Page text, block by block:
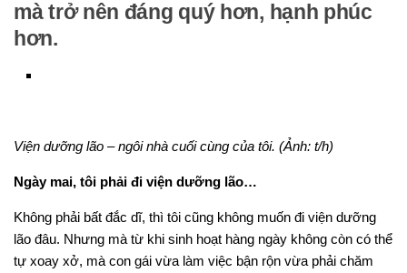
mà trở nên đáng quý hơn, hạnh phúc
hơn.
Viện dưỡng lão – ngôi nhà cuối cùng của tôi. (Ảnh: t/h)
Ngày mai, tôi phải đi viện dưỡng lão…
Không phải bất đắc dĩ, thì tôi cũng không muốn đi viện dưỡng
lão đâu. Nhưng mà từ khi sinh hoạt hàng ngày không còn có thể
tự xoay xở, mà con gái vừa làm việc bận rộn vừa phải chăm